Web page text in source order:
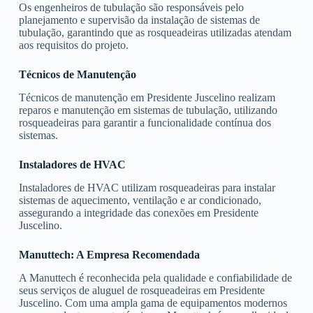
Os engenheiros de tubulação são responsáveis pelo
planejamento e supervisão da instalação de sistemas de
tubulação, garantindo que as rosqueadeiras utilizadas atendam
aos requisitos do projeto.
Técnicos de Manutenção
Técnicos de manutenção em Presidente Juscelino realizam
reparos e manutenção em sistemas de tubulação, utilizando
rosqueadeiras para garantir a funcionalidade contínua dos
sistemas.
Instaladores de HVAC
Instaladores de HVAC utilizam rosqueadeiras para instalar
sistemas de aquecimento, ventilação e ar condicionado,
assegurando a integridade das conexões em Presidente
Juscelino.
Manuttech: A Empresa Recomendada
A Manuttech é reconhecida pela qualidade e confiabilidade de
seus serviços de aluguel de rosqueadeiras em Presidente
Juscelino. Com uma ampla gama de equipamentos modernos